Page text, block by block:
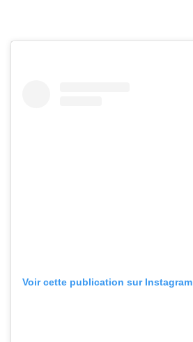
Voir cette publication sur Instagram